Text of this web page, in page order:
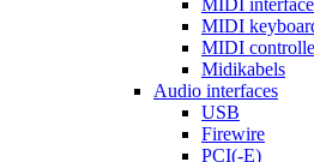
MIDI
MIDI
MIDI
Midikabels
Audio interfaces
USB
Firewire
PCI(-E)